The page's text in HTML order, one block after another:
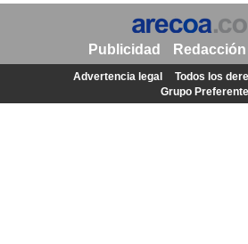
Publicidad Redacción
Advertencia legal
Todos los
Grupo Preferente